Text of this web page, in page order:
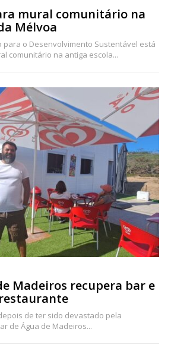
mural comunitário na
Mélvoa
para o Desenvolvimento Sustentável está
comunitário na antiga escola...
Madeiros recupera bar e
de ter sido devastado pela
de Água de Madeiros...